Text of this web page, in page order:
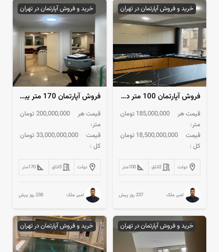
خرید و فروش آپارتمان در تهران
فروش آپارتمان 100 متر دولت فول بازسازی غرق نور مستقیم
قیمت هر
متر:
185,000,000 تومان
قیمت
کل :
18,500,000,000 تومان
دولت 2اتاق 100متر
امیر ملک 237 روز پیش
خرید و فروش آپارتمان در تهران
فروش آپارتمان 170 متر یباجی 200 متر حیاط مشجر
قیمت هر
متر:
200,000,000 تومان
قیمت
کل :
33,000,000,000 تومان
دولت 3اتاق 170متر
امیر ملک 238 روز پیش
خرید و فروش آپارتمان در تهران خرید و فروش آپارتمان در تهران